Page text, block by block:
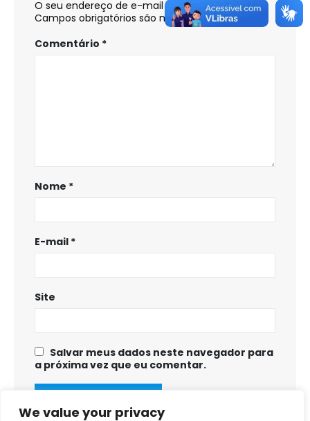
We value your privacy
O seu endereço de e-mail não será publicado.
Campos obrigatórios são marcados com*
Comentário *
Nome *
E-mail *
Site
Salvar meus dados neste navegador para
a próxima vez que eu comentar.